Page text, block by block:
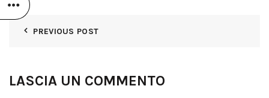
PREVIOUS POST
LASCIA UN COMMENTO